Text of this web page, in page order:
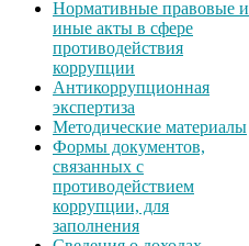
Нормативные правовые и
иные акты в сфере
противодействия
коррупции
Антикоррупционная
экспертиза
Методические материалы
Формы документов,
связанных с
противодействием
коррупции, для
заполнения